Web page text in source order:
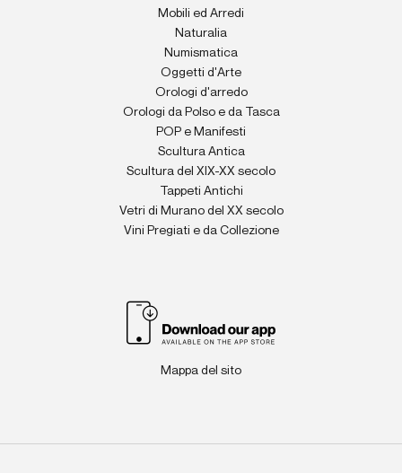
Mobili ed Arredi
Naturalia
Numismatica
Oggetti d'Arte
Orologi d'arredo
Orologi da Polso e da Tasca
POP e Manifesti
Scultura Antica
Scultura del XIX-XX secolo
Tappeti Antichi
Vetri di Murano del XX secolo
Vini Pregiati e da Collezione
Mappa del sito